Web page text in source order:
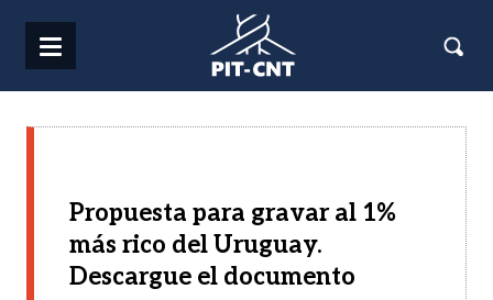
Propuesta para gravar al 1%
más rico del Uruguay.
Descargue el documento